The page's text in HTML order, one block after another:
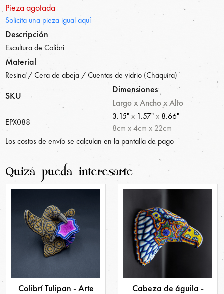
Pieza agotada
Solicita una pieza igual aquí
Descripción
Escultura de Colibri
Material
Resina / Cera de abeja / Cuentas de vidrio (Chaquira)
SKU
Dimensiones
Largo x Ancho x Alto
EPX088
3.15"x 1.57"x 8.66"
8cm x4cm x 22cm
Los costos de envío se calculan en la pantalla de pago
Quizá pueda interesarte
Colibrí Tulipan - Arte
Cabeza de águila -